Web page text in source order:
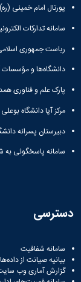
پورتال امام خمینی (ره)
سامانه تدارکات
ریاست جمهوری
دانشگاه‌ها و
پارک علم و فناوری
مرکز آپا دانشگاه
دبیرستان پسرانه
سامانه پاسخگوئی به
دسترسی
سامانه شفافیت
بیانیه صیانت از داده‌ها
گزارش آماری وب‌